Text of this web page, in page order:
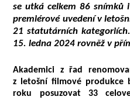
se utká celkem 86 snímků
premiérové uvedení v
21 statutárních
15. ledna 2024 rovněž v
Akademici z řad
z letošní filmové produkce
roku posuzovat 33